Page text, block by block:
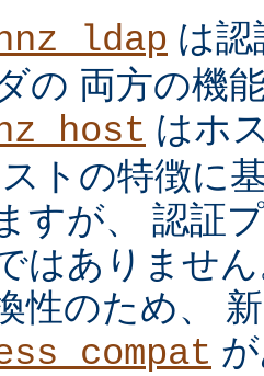
は
の 両方の機
はホ
トの特徴に
すが、 認証
はありませ
性のため、